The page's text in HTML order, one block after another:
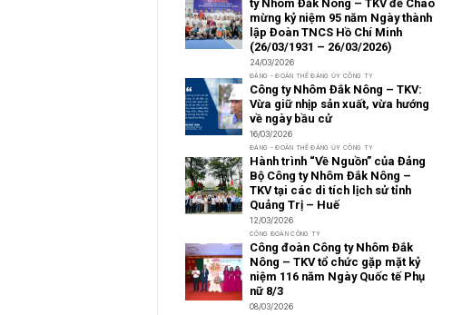
ty Nhôm Đắk Nông – TKV để Chào
mừng kỷ niệm 95 năm Ngày thành
lập Đoàn TNCS Hồ Chí Minh
(26/03/1931 – 26/03/2026)
24/03/2026
ĐẢNG - ĐOÀN THỂ ĐẢNG ỦY CÔNG TY
Công ty Nhôm Đắk Nông – TKV:
Vừa giữ nhịp sản xuất, vừa hướng
về ngày bầu cử
16/03/2026
ĐẢNG - ĐOÀN THỂ ĐẢNG ỦY CÔNG TY
Hành trình “Về Nguồn” của Đảng
Bộ Công ty Nhôm Đắk Nông –
TKV tại các di tích lịch sử tỉnh
Quảng Trị – Huế
12/03/2026
CÔNG ĐOÀN CÔNG TY
Công đoàn Công ty Nhôm Đắk
Nông – TKV tổ chức gặp mặt kỷ
niệm 116 năm Ngày Quốc tế Phụ
nữ 8/3
08/03/2026